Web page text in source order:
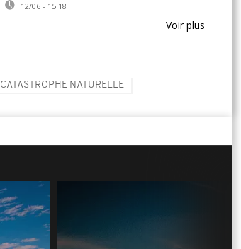
12/06 - 15:18
Voir plus
CATASTROPHE NATURELLE